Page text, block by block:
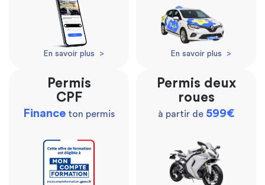
En savoir plus > En savoir plus >
Permis
CPF
Finance ton permis
Permis deux
roues
à partir de 599€